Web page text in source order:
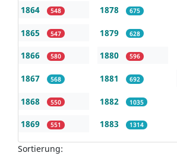
1864 548
1865 547
1866 580
1867 568
1868 550
1869 551
1878 675
1879 628
1880 596
1881 692
1882 1035
1883 1314
Sortierung: